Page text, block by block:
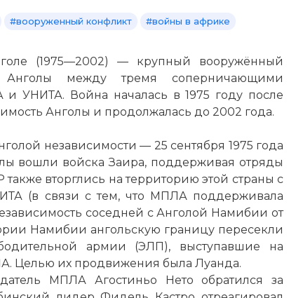
#вооруженный конфликт #войны в африке
(1975—2002) — крупный вооружённый
между тремя соперничающими
УНИТА. Война началась в 1975 году после
Анголы и продолжалась до 2002 года.
независимости — 25 сентября 1975 года
вошли войска Заира, поддерживая отряды
вторглись на территорию этой страны с
(в связи с тем, что МПЛА поддерживала
соседней с Анголой Намибии от
Намибии ангольскую границу пересекли
армии (ЭЛП), выступавшие на
Целью их продвижения была Луанда.
МПЛА Агостиньо Нето обратился за